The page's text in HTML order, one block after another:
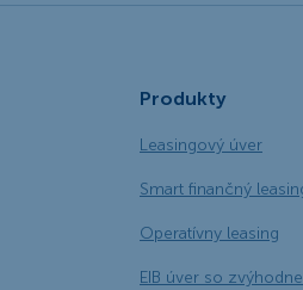
Produkty
Leasingový úver
Smart finančný
Operatívny leasing
EIB úver so